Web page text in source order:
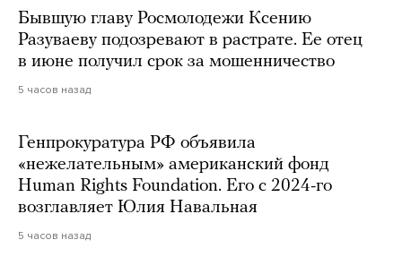
Бывшую главу Росмолодежи Ксению
Разуваеву подозревают в растрате. Ее отец
в июне получил срок за мошенничество
5 часов назад
Генпрокуратура РФ объявила
«нежелательным» американский фонд
Human Rights Foundation. Его с 2024-го
возглавляет Юлия Навальная
5 часов назад